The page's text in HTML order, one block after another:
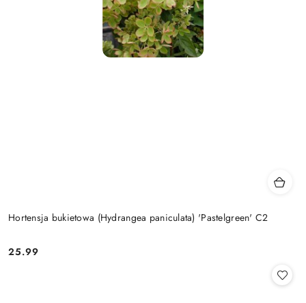
Hortensja bukietowa (Hydrangea paniculata) 'Pastelgreen' C2
Cena:
25.99